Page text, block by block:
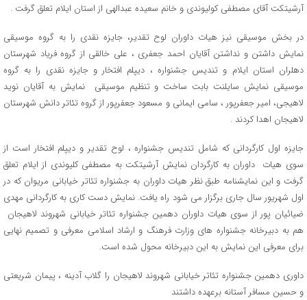
آرشیتکت آقای مصطفی کولیوندی و خانم سعیده عبدالهی از استان ایلام تعلق گرفت .
در بخش موسیقی نیز هیات داوران لوح تقدیر، جایزه نقدی را به گروه موسیقی
نمایش داشتن و نداشتن آقایان احمد جعفری ، علی خالقی از گروه فریاد شهرستان
دهلران استان ایلام و تندیس جشنواره ، دیپلم افتخار و جایزه نقدی را به گروه
موسیقی نمایش سایلنت بابت ساخت و تنظیم موسیقی نمایش به آقایان نوید
لاهیجی، امیر جعفرپور ، سامی ایمانی و مسعود جعفرپور از گروه تئاتر دانش شهرستان
لاهیجان اهدا کردند .
جایزه اول کارگردانی که شامل تندیس جشنواره ، لوح تقدیر و دیپلم افتخار است از
سوی هیات داوران به کارگردان نمایش آرشیتکت به مصطفی کلیوندی از ایلام تعلق
گرفت و این نمایشنامه طبق نظر هیات داوران به جشنواره تئاتر خیابانی مریوان که در
اول شهریور سال جاری برگزار می شود راه یافت. نمایش دست کاری به کارگردانی مهدی
ضیائیان پور از سوی هیات داوران دهمین جشنواره تئاتر خیابانی شهروند لاهیجان
هم به دبیرخانه جشنواره های وزارت فرهنگ و ارشاد اسلامی معرفی و تصمیم نهایی
برای معرفی این نمایش به این دبیرخانه محول شده است.
داوری دهمین جشنواره تئاتر خیابانی شهروند لاهیجان را گلاب آدینه ، پیمان شریعتی
و حسین مسافر آستانه برعهده داشتند